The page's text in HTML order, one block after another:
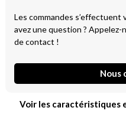
Les commandes s’effectuent
avez une question ?
de contact !
Nous
Voir les caractéristiques